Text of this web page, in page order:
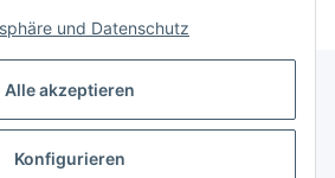
Alle akzeptieren
Konfigurieren
und Datenschutz
Vertrag widerrufen